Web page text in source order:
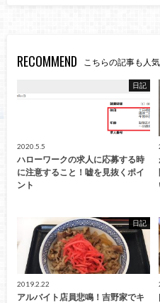
RECOMMEND こちらの記事も人気
日記
2020.5.5
ハローワークの求人に応募する時
に注意すること！嘘を見抜くポイ
ント
日記
2019.2.22
アルバイト店員悲鳴！吉野家でキ